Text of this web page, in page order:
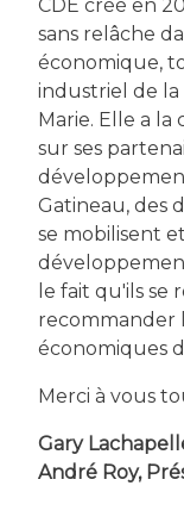
CDE créé en
sans relâche
économique,
industriel de la
Marie. Elle a
sur ses
Gatineau, des
se mobilisent
le fait qu'ils
recommander
économiques
Merci à vous
Gary
André Roy,